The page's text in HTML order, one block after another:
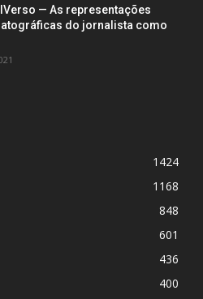
— As representações
do jornalista como
1424
1168
848
601
436
400